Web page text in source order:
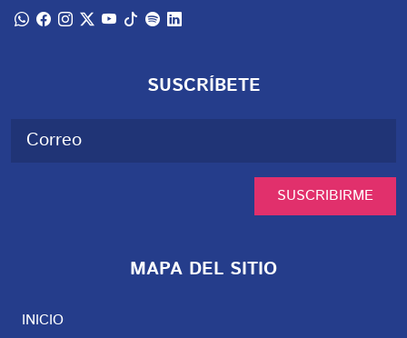
SUSCRÍBETE
SUSCRIBIRME
MAPA DEL SITIO
INICIO